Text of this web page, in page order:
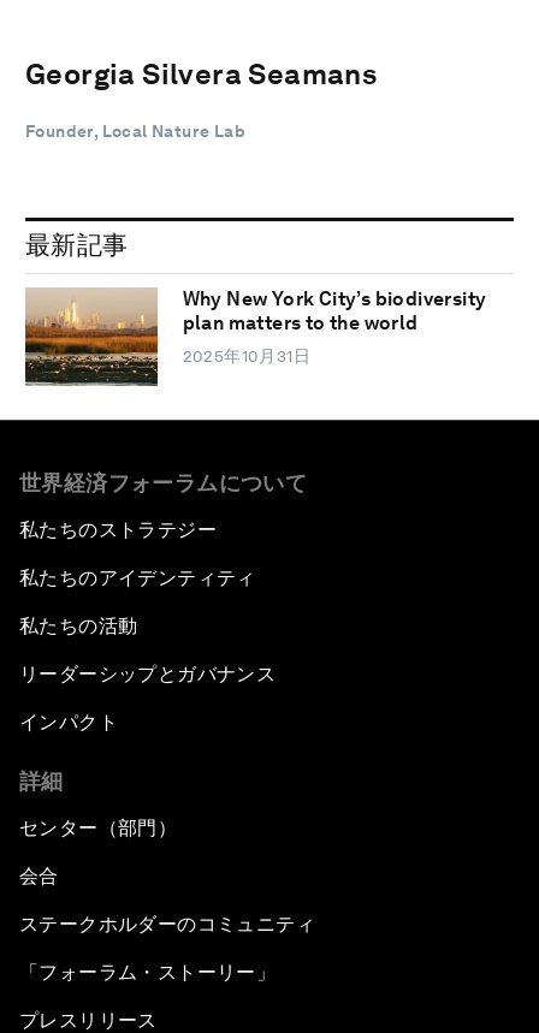
Georgia Silvera Seamans
Founder, Local Nature Lab
最新記事
Why New York City’s biodiversity
plan matters to the world
2025年10月31日
世界経済フォーラムについて
私たちのストラテジー
私たちのアイデンティティ
私たちの活動
リーダーシップとガバナンス
インパクト
詳細
センター（部門）
会合
ステークホルダーのコミュニティ
「フォーラム・ストーリー」
プレスリリース